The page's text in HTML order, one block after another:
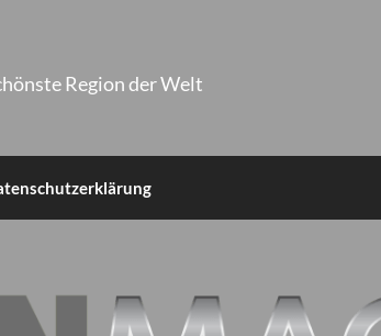
Region der Welt